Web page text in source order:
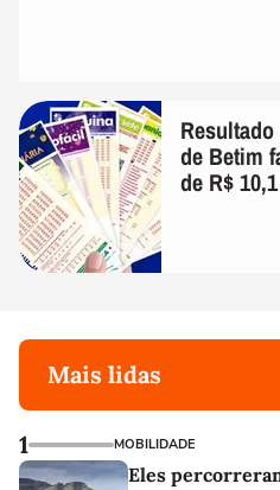
de Betim
de R$
Mais lidas
1 MOBILIDADE
Eles